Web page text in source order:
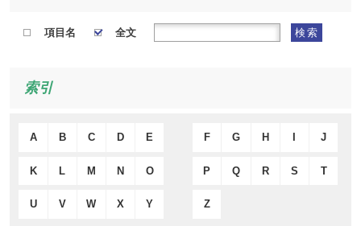
項目名 全文 検索
索引
A B C D E F G H J
K L M N O P Q R S T
U V W X Y Z